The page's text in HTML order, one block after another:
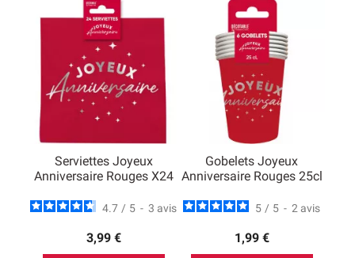
tous vos événements.
Serviettes Joyeux
Anniversaire Rouges X24
4.7 / 5 - 3 avis
3,99 €
Gobelets Joyeux
Anniversaire Rouges 25cl
5 / 5 - 2 avis
1,99 €